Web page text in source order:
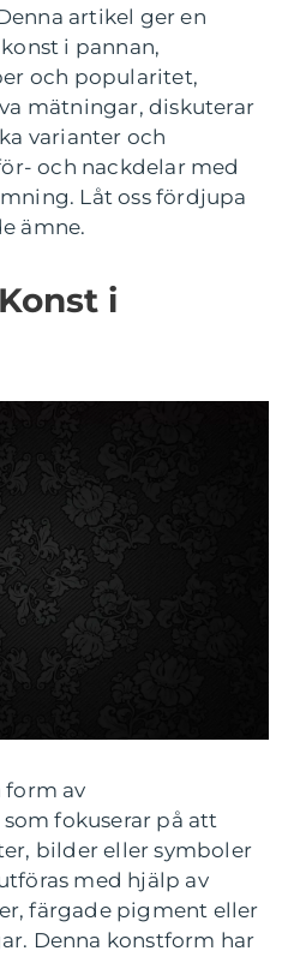
artikel ger en
i pannan,
och popularitet,
mätningar, diskuterar
varianter och
och nackdelar med
Låt oss fördjupa
ämne.
i
form av
fokuserar på att
bilder eller symboler
med hjälp av
färgade pigment eller
Denna konstform har